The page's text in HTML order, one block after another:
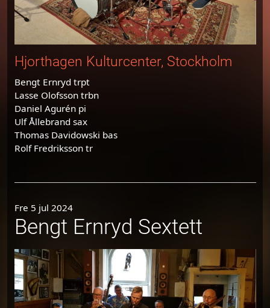
Hjorthagen Kulturcenter, Stockholm
Bengt Ernryd trpt
Lasse Olofsson trbn
Daniel Agurén pi
Ulf Ållebrand sax
Thomas Davidowski bas
Rolf Fredriksson tr
Fre 5 jul 2024
Bengt Ernryd Sextett